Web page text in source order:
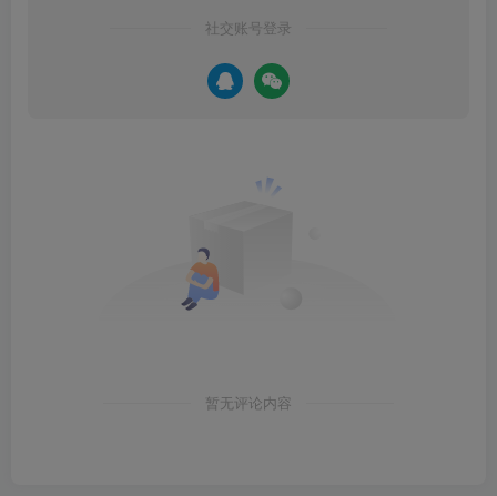
社交账号登录
暂无评论内容